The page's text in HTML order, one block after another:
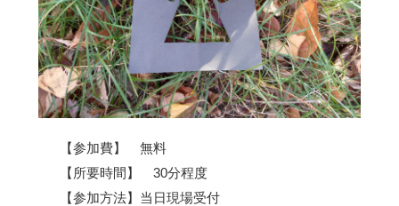
【参加費】 無料
【所要時間】 30分程度
【参加方法】当日現場受付